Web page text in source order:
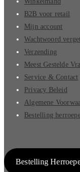
B2B voor retail
Mijn account
Wachtwoord
Verzending
Meest Gestelde
Service & Contact
Privacy Beleid
Algemene
Bestelling
Bestelling